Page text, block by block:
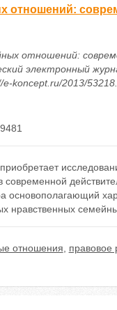
отношений:
отношений:
электронный
koncept.ru/2013/
нравственных
отношения правовое